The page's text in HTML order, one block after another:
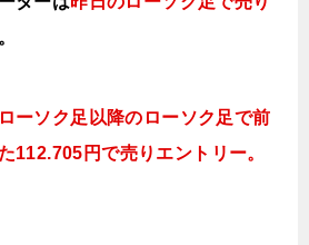
ーソク足以降のローソク足で前
112.705円で売りエントリー。